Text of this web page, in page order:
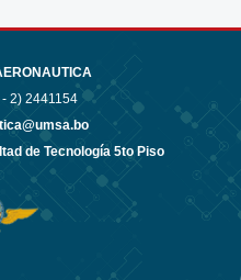
2) 2441154
de Tecnología 5to Piso